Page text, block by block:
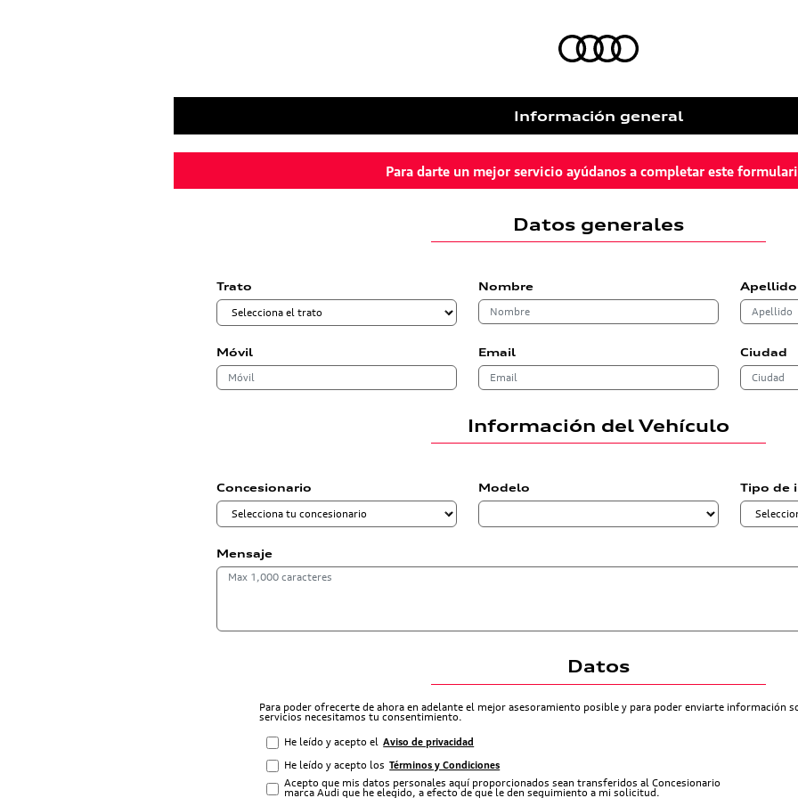
Información general
Para darte un mejor servicio ayúdanos a completar este
Datos generales
Trato Nombre Apellido
Móvil Email Ciudad
Información del Vehículo
Concesionario Modelo Tipo de
Mensaje
Datos
Para poder ofrecerte de ahora en adelante el mejor asesoramiento posible y para poder enviarte información
servicios necesitamos tu consentimiento.
He leído y acepto el Aviso de privacidad
He leído y acepto los Términos y Condiciones
Acepto que mis datos personales aquí proporcionados sean transferidos al Concesionario
marca Audi que he elegido, a efecto de que le den seguimiento a mi solicitud.